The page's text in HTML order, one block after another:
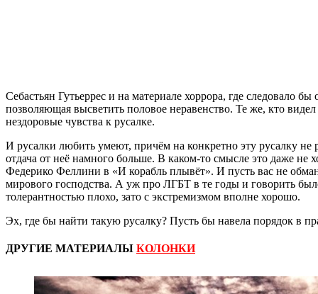
Себастьян Гутьеррес и на материале хоррора, где следовало
позволяющая высветить половое неравенство. Те же, кто
нездоровые чувства к русалке.
И русалки любить умеют, причём на конкретно эту русалку
отдача от неё намного больше. В каком-то смысле это даже не
Федерико Феллини в «И корабль плывёт». И пусть вас не
мирового господства. А уж про ЛГБТ в те годы и говорить
толерантностью плохо, зато с экстремизмом вполне хорошо.
Эх, где бы найти такую русалку? Пусть бы навела порядок в
ДРУГИЕ МАТЕРИАЛЫ КОЛОНКИ